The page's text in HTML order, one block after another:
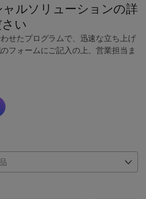
キットとは別売りです
ルソリューションの詳
い
せたプログラムで、迅速な立ち上げ
フォームにご記入の上、営業担当ま